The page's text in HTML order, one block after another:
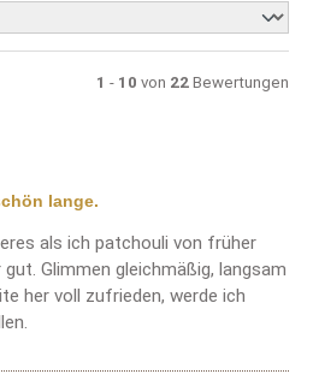
1 - 10 von 22 Bewertungen
lange.
als ich patchouli von früher
Glimmen gleichmäßig, langsam
her voll zufrieden, werde ich